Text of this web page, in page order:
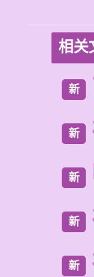
相关
新
新
新
新
新